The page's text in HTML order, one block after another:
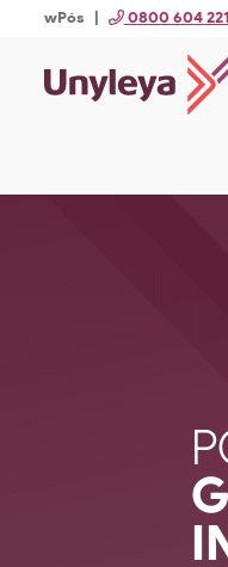
wPós | 0800 604